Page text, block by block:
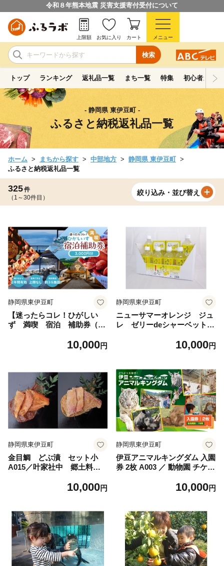
令和８年熊本地震 災害支援寄付受付について
検索
上限額 お気に入り カート メニュー
トップ ランキング 返礼品一覧 まち一覧 特集 初心者ガイド
- 静岡県 東伊豆町 -
ふるさと納税返礼品一覧
ホーム まちから探す 中部地方
静岡県 東伊豆町
ふるさと納税返礼品一覧
325件
（1～30件目）
絞り込み・並び替え
静岡県東伊豆町
【迷ったらコレ！ひがしい
ず 満喫 宿泊 補助券（3
東伊豆町 /伊豆 旅行券 宿泊券
呂付客室 源泉かけ流し 金目
鯛 煮つけ 伊勢海老 鮑 海鮮
会席料理 オーシャンビュー
絶景 ※2名様 ペア 一人旅で
も利用可 1泊2食 日帰り 食事
券 ギフト
10,000円
静岡県東伊豆町
ニューサマーオレンジ ジュ
レ ゼリーdeシャーベット
遊庵 ゼリー ジュース 静
10,000円
静岡県東伊豆町
金目鯛 どぶ漬 セット小
A015／叶家社中 郷土料
西京味噌 みそ漬 静岡県
10,000円
静岡県東伊豆町
伊豆アニマルキングダム 入園
券 2枚 A003 ／ 動物園 チケッ
10,000円